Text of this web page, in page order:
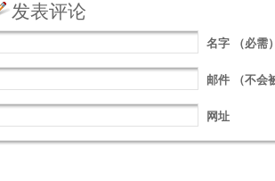
发表评论
名字 （必需
邮件 （不会
网址